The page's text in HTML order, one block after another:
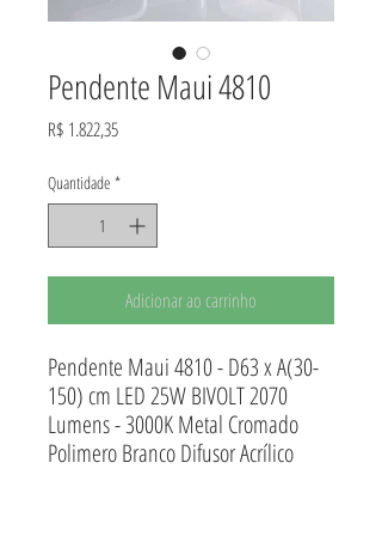
Pendente Maui 4810
R$ 1.822,35Preço
Quantidade *
Adicionar ao carrinho
Pendente Maui 4810 - D63 x A(30-
150) cm LED 25W BIVOLT 2070
Lumens - 3000K Metal Cromado
Polimero Branco Difusor Acrílico